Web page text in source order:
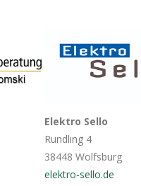
Elektro Sello
Rundling 4
38448 Wolfsburg
elektro-sello.de